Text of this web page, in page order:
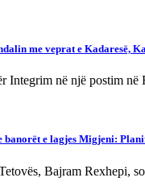
me veprat e Kadaresë,
Integrim në një postim në
banorët e lagjes Migjeni:
Bajram Rexhepi,